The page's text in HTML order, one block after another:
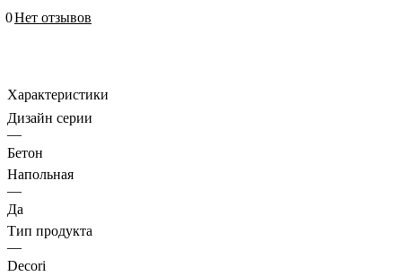
0Нет отзывов
Характеристики
Дизайн серии
—
Бетон
Напольная
—
Да
Тип продукта
—
Decori